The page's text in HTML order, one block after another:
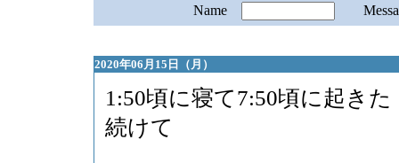
Name
2020年06月15日（月）
1:50頃に寝て7:50頃に起きた
続けて